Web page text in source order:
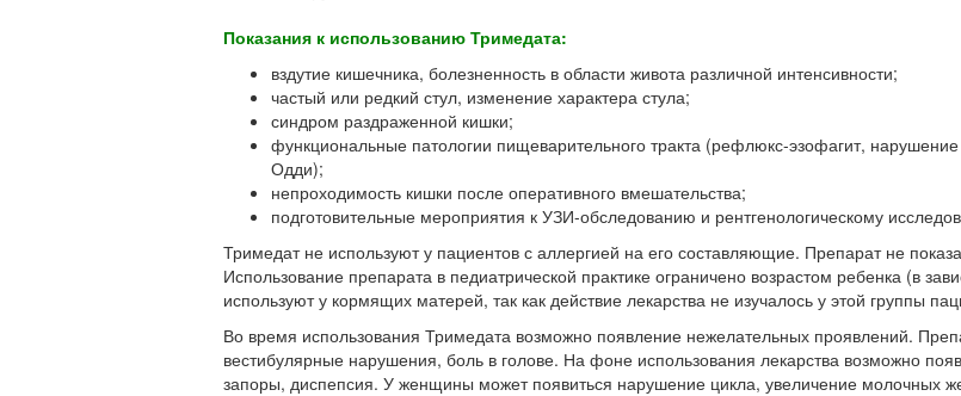
Показания к использованию Тримедата:
вздутие кишечника, болезненность в области живота различной интенсивности;
частый или редкий стул, изменение характера стула;
синдром раздраженной кишки;
функциональные патологии пищеварительного тракта (рефлюкс-эзофагит,
Одди);
непроходимость кишки после оперативного вмешательства;
подготовительные мероприятия к УЗИ-обследованию и рентгенологическому
Тримедат не используют у пациентов с аллергией на его составляющие. Препарат не
Использование препарата в педиатрической практике ограничено возрастом ребенка (в
используют у кормящих матерей, так как действие лекарства не изучалось у этой группы
Во время использования Тримедата возможно появление нежелательных проявлений.
вестибулярные нарушения, боль в голове. На фоне использования лекарства возможно
запоры, диспепсия. У женщины может появиться нарушение цикла, увеличение молочных